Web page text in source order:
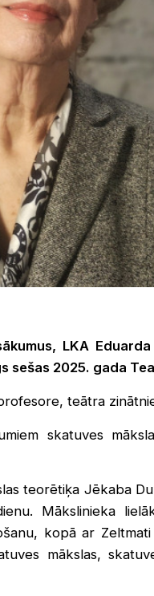
LKA
sešas 2025. gada
teātra
skatuves
teorētiķa Jēkaba
Mākslinieka
kopā ar
mākslas,